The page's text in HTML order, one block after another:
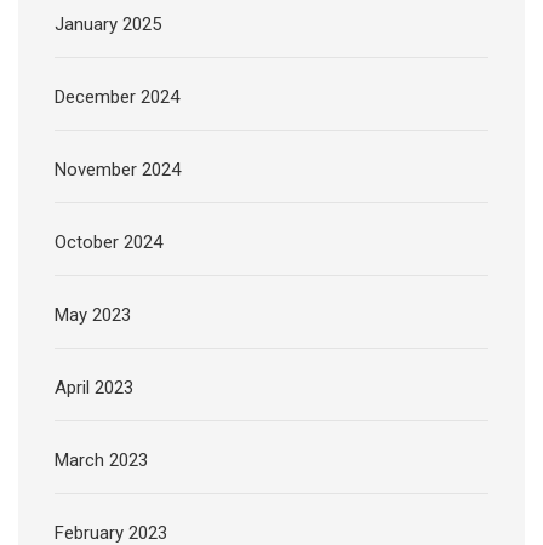
January 2025
December 2024
November 2024
October 2024
May 2023
April 2023
March 2023
February 2023